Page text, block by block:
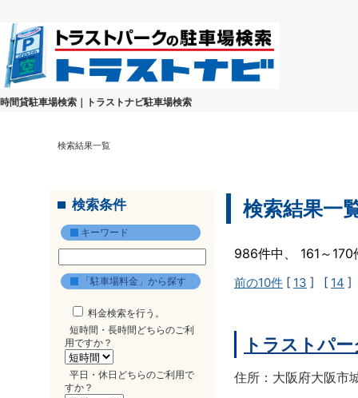
時間貸駐車場検索｜トラストナビ駐車場検索
検索結果一覧
検索条件
キーワード
「駐車場料金」から探す
料金検索を行う。
短時間・長時間どちらのご利
用ですか？
平日・休日どちらのご利用で
すか？
検索結果一
986件中、 161～
前の10件 [ 13 ] [ 14 ]
トラストパ
住所：大阪府大阪市